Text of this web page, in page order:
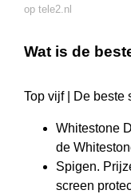
op tele2.nl
Wat is de
Top vijf | De beste
Whitestone
de
Spigen.
screen